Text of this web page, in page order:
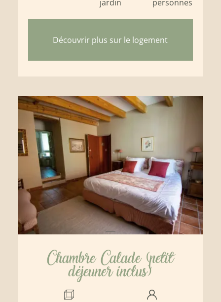
jardin personnes
Découvrir plus sur le logement
Chambre Calade (petit
déjeuner inclus)